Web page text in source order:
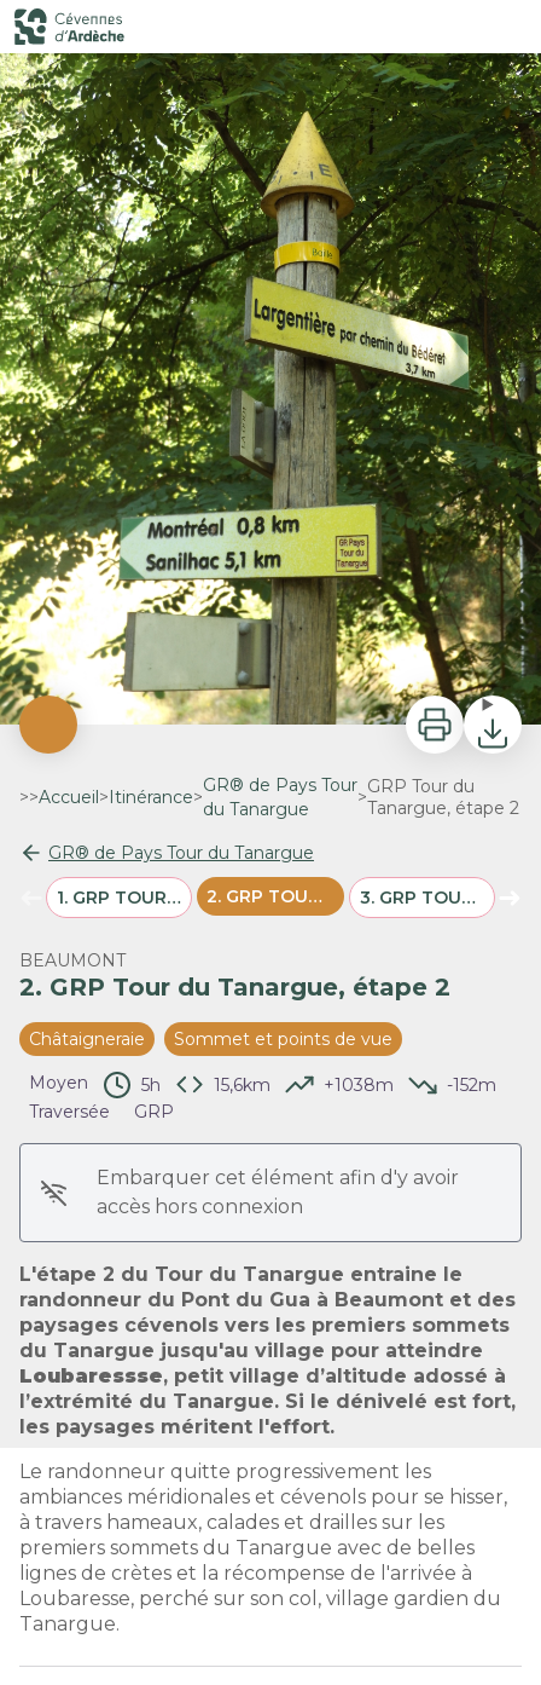
GRP Tour du Tanargue, étape 2
Voir l'image en plein écran
Imprimer
>>Accueil > Itinérance>
GR® de Pays Tour
du Tanargue
>GRP Tour du
Tanargue, étape 2
GR® de Pays Tour du Tanargue
Étape précédente
1. GRP TOUR DU TANARGUE, ÉTAPE 1 2. GRP TOUR DU TANARGUE, ÉTAPE 2 3. GRP TOUR DU TANARGUE, ÉTAPE 3
BEAUMONT
2. GRP Tour du Tanargue, étape 2
Châtaigneraie
Sommet et points de vue
Moyen
5h 15,6km +1038m
-152m
Traversée
GRP
Embarquer cet élément afin d'y avoir
accès hors connexion
L'étape 2 du Tour du Tanargue entraine le
randonneur du Pont du Gua à Beaumont et des
paysages cévenols vers les premiers sommets
du Tanargue jusqu'au village pour atteindre
Loubaressse, petit village d’altitude adossé à
l’extrémité du Tanargue. Si le dénivelé est fort,
les paysages méritent l'effort.
Le randonneur quitte progressivement les
ambiances méridionales et cévenols pour se hisser,
à travers hameaux, calades et drailles sur les
premiers sommets du Tanargue avec de belles
lignes de crètes et la récompense de l'arrivée à
Loubaresse, perché sur son col, village gardien du
Tanargue.